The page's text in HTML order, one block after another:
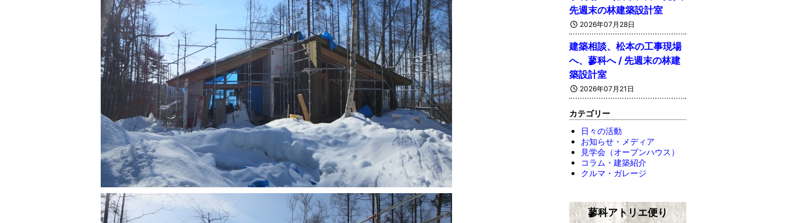
先週末の林建築設計室
2026年07月28日
建築相談、松本の工事現場
へ、蓼科へ / 先週末の林建
築設計室
2026年07月21日
カテゴリー
日々の活動
お知らせ・メディア
見学会（オープンハウス）
コラム・建築紹介
クルマ・ガレージ
蓼科アトリエ便り